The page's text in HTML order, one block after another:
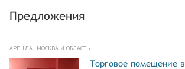
Предложения
АРЕНДА , МОСКВА И ОБЛАСТЬ
Торговое помещение в